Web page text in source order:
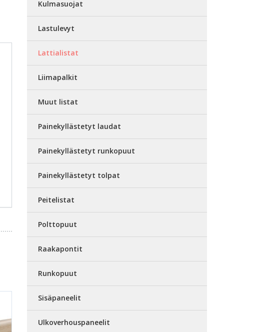
Kulmasuojat
Lastulevyt
Lattialistat
Liimapalkit
Muut listat
Painekyllästetyt laudat
Painekyllästetyt runkopuut
Painekyllästetyt tolpat
Peitelistat
Polttopuut
Raakapontit
Runkopuut
Sisäpaneelit
Ulkoverhouspaneelit